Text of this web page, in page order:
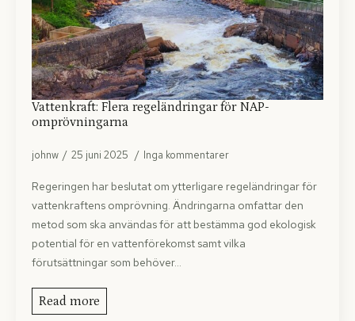
Vattenkraft: Flera regeländringar för NAP-
omprövningarna
johnw 25 juni 2025 Inga kommentarer
Regeringen har beslutat om ytterligare regeländringar för
vattenkraftens omprövning. Ändringarna omfattar den
metod som ska användas för att bestämma god ekologisk
potential för en vattenförekomst samt vilka
förutsättningar som behöver…
Read more